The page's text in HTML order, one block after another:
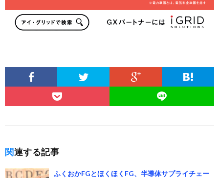
関連する記事
ふくおかFGとほくほくFG、半導体サプライチェー